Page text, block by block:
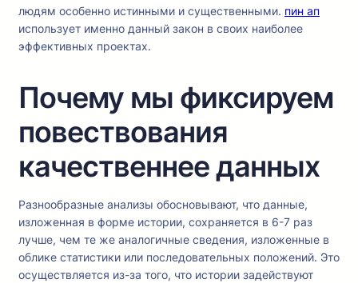
людям особенно истинными и существенными. пин ап
использует именно данный закон в своих наиболее
эффективных проектах.
Почему мы фиксируем
повествования
качественнее данных
Разнообразные анализы обосновывают, что данные,
изложенная в форме истории, сохраняется в 6-7 раз
лучше, чем те же аналогичные сведения, изложенные в
облике статистики или последовательных положений. Это
осуществляется из-за того, что истории задействуют